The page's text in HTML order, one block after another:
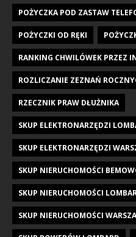
POŻYCZKA POD ZASTAW
POŻYCZKI OD RĘKI
RANKING CHWILÓWEK PRZEZ
ROZLICZANIE ZEZNAŃ
RZECZNIK PRAW DŁUŻNIKA
SKUP ELEKTRONARZĘDZI
SKUP ELEKTRONARZĘDZI
SKUP NIERUCHOMOŚCI
SKUP NIERUCHOMOŚCI
SKUP NIERUCHOMOŚCI